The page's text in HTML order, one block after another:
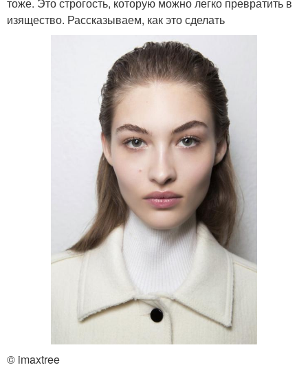
тоже. Это строгость, которую можно легко превратить в
изящество. Рассказываем, как это сделать
© imaxtree